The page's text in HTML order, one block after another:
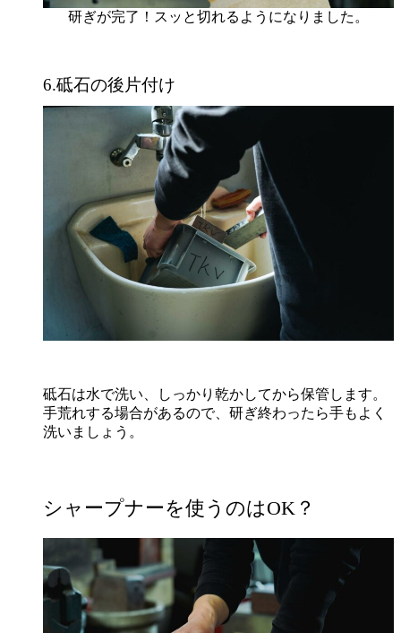
研ぎが完了！スッと切れるようになりました。
6.砥石の後片付け
砥石は水で洗い、しっかり乾かしてから保管します。
手荒れする場合があるので、研ぎ終わったら手もよく
洗いましょう。
シャープナーを使うのはOK？